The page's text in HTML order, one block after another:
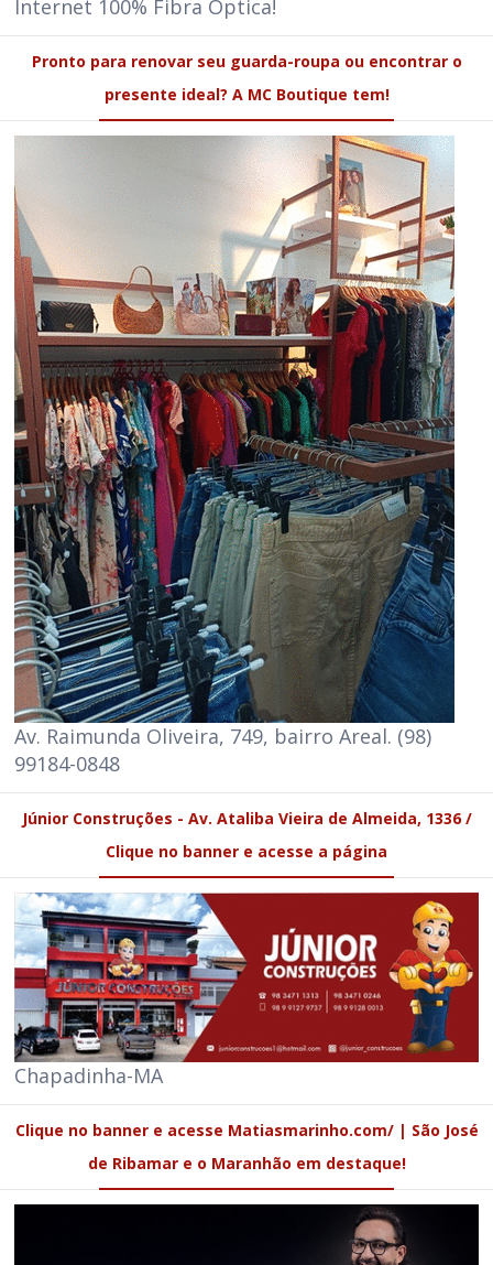
Internet 100% Fibra Óptica!
Pronto para renovar seu guarda-roupa ou encontrar o
presente ideal? A MC Boutique tem!
Av. Raimunda Oliveira, 749, bairro Areal. (98)
99184-0848
Júnior Construções - Av. Ataliba Vieira de Almeida, 1336 /
Clique no banner e acesse a página
Chapadinha-MA
Clique no banner e acesse Matiasmarinho.com/ | São José
de Ribamar e o Maranhão em destaque!